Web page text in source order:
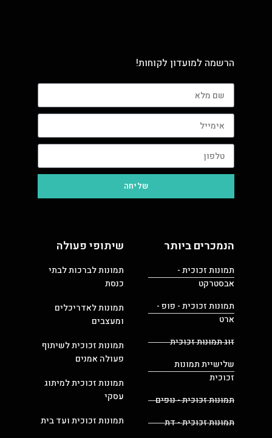
הרשמה למועדון לקוחות!
שליחה
הנמכרים ביותר
תמונות זכוכית -
אבסטרקט
תמונות זכוכית - פופ -
ארט
זוג תמונות זכוכית
שלישיית תמונות
זכוכית
תמונות זכוכית - נופים
תמונות זכוכית - דת
שיתופי פעולה
תמונות לברכות לבתי
כנסת
תמונות לאדריכלים
ומעצבים
תמונות זכוכית לשיתוף
פעולה אמנים
תמונות זכוכית למיתוג
עסקי
תמונות זכוכית ועד בית